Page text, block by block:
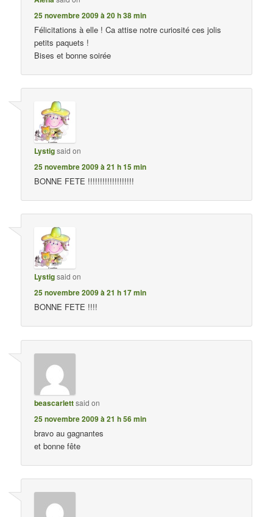
25 novembre 2009 à 20 h 38 min
Félicitations à elle ! Ca attise notre curiosité ces jolis
petits paquets !
Bises et bonne soirée
Lystigsaid on
25 novembre 2009 à 21 h 15 min
BONNE FETE !!!!!!!!!!!!!!!!!!!
Lystigsaid on
25 novembre 2009 à 21 h 17 min
BONNE FETE !!!!
beascarlettsaid on
25 novembre 2009 à 21 h 56 min
bravo au gagnantes
et bonne fête